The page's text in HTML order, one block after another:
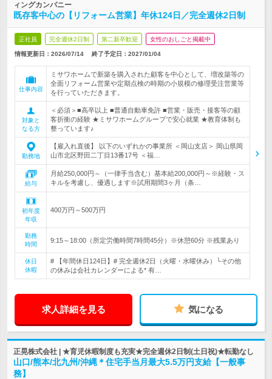
ィングカンパニー
既存客中心の【リフォーム営業】年休124日／完全週休2日制
正社員 完全週休2日制 第二新卒歓迎 女性のおしごと掲載中
情報更新日：2026/07/14 終了予定日： 2027/01/04
仕事内容
ミサワホームで新築を購入された顧客を中心として、増改築等の
全面リフォーム営業や定期点検の時期の小規模の修理受注営業等
を行っていただきます。
対象と
なる方
＜必須＞■高卒以上 ■普通自動車免許 ■営業・販売・接客等の顧
客折衝の経験 ★ミサワホームグループで安心就業 ★教育体制も
整っています♪
勤務地
【雇入れ直後】 以下のいずれかの事業所 ＜岡山支店＞ 岡山県岡
山市北区野田二丁目13番17号 ＜福…
給与
月給250,000円～（一律手当含む）基本給200,000円～※経験・ス
キルを考慮し、優遇します※試用期間3ヶ月（条…
初年度
年収
400万円～500万円
勤務
時間
9:15～18:00（所定労働時間7時間45分）※休憩60分 ※残業あり
休日
休暇
# 【年間休日124日】# 完全週休2日（火曜・水曜休み）└その他
の休みは会社カレンダーによる* 有…
求人詳細を見る 気になる
正晃株式会社 | ★育児休暇制度も充実★完全週休2日制(土日祝)★転勤なし
山口/熊本/北九州/沖縄＊住宅手当月最大5.5万円支給【一般事
務】